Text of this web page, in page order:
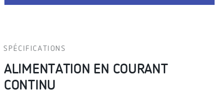
SPÉCIFICATIONS
ALIMENTATION EN COURANT
CONTINU